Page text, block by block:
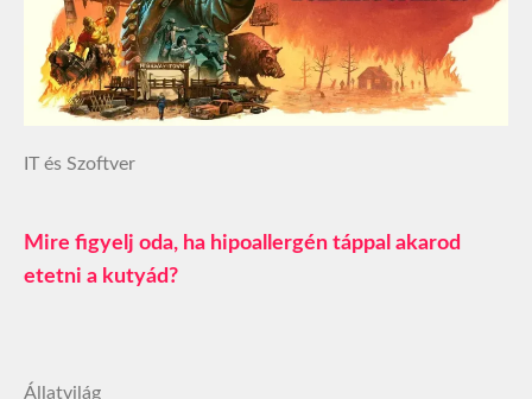
IT és Szoftver
Mire figyelj oda, ha hipoallergén táppal akarod
etetni a kutyád?
Állatvilág